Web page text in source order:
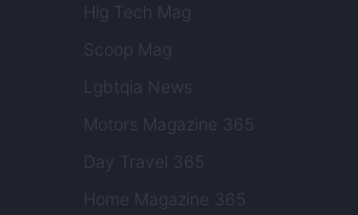
Hig Tech Mag
Scoop Mag
Lgbtqia News
Motors Magazine 365
Day Travel 365
Home Magazine 365